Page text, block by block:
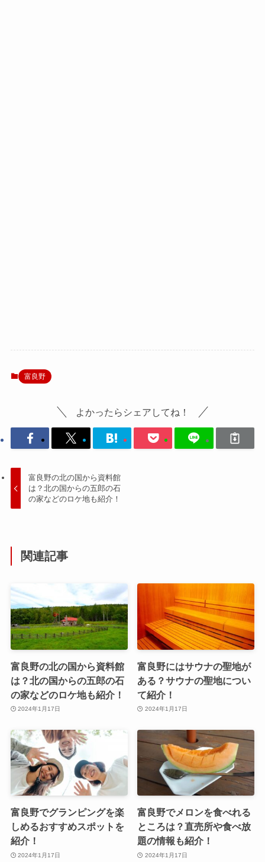
富良野
よかったらシェアしてね！
富良野の北の国から資料館
は？北の国からの五郎の石
の家などのロケ地も紹介！
関連記事
富良野の北の国から資料館
は？北の国からの五郎の石
の家などのロケ地も紹介！
2024年1月17日
富良野にはサウナの聖地が
ある？サウナの聖地につい
て紹介！
2024年1月17日
富良野でグランピングを楽
しめるおすすめスポットを
紹介！
2024年1月17日
富良野でメロンを食べれる
ところは？直売所や食べ放
題の情報も紹介！
2024年1月17日